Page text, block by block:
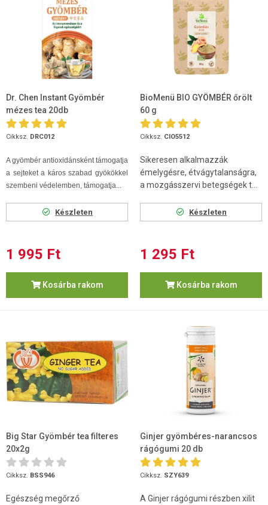
Dr. Chen Instant Gyömbér
mézes tea 20db
Cikksz. DRC012
A gyömbér antioxidánsként támogatja
a sejteket a káros szabad gyökökkel
szembeni védelemben, támogatja...
Készleten
1 995 Ft
Kosárba rakom
BioMenü BIO GYÖMBÉR őrölt
60 g
Cikksz. CIO5512
Sikeresen alkalmazzák
émelygésre, étvágytalanságra,
a mozgásszervi betegségek t...
Készleten
1 295 Ft
Kosárba rakom
Big Star Gyömbér tea filteres
20x2g
Cikksz. BSS946
Egészség megőrző
Ginjer gyömbéres-narancsos
rágógumi 20 db
Cikksz. SZY639
A Ginjer rágógumi részben xilit